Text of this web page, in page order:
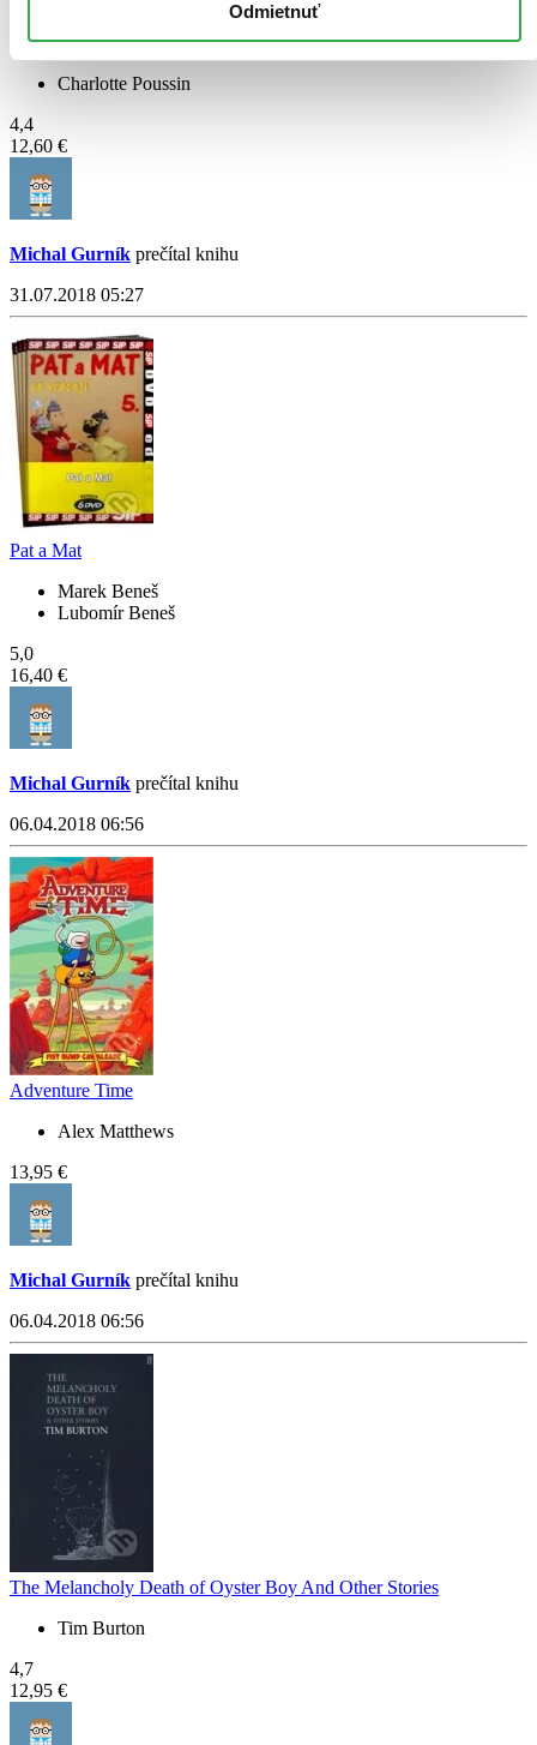
Odmietnuť
Montessori od narodenia do 3 rokov
Charlotte Poussin
4,4
12,60 €
Michal Gurník prečítal knihu
31.07.2018 05:27
Pat a Mat
Marek Beneš
Lubomír Beneš
5,0
16,40 €
Michal Gurník prečítal knihu
06.04.2018 06:56
Adventure Time
Alex Matthews
13,95 €
Michal Gurník prečítal knihu
06.04.2018 06:56
The Melancholy Death of Oyster Boy And Other Stories
Tim Burton
4,7
12,95 €